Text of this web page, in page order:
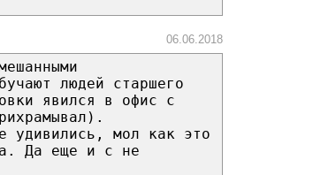
06.06.2018
людей старшего
явился в офис с
удивились, мол как это
Да еще и с не